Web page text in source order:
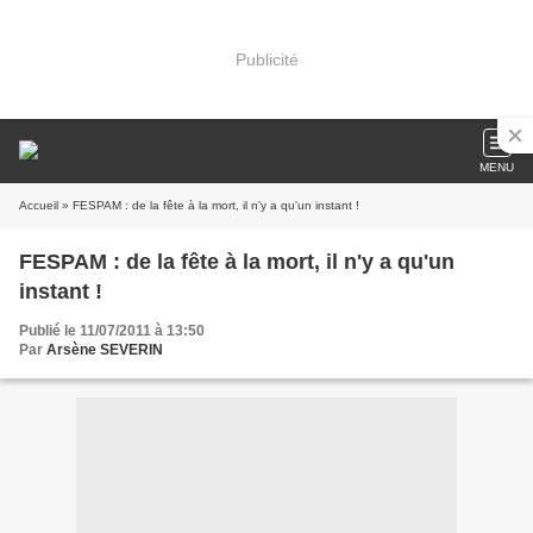
Publicité
MENU
Accueil » FESPAM : de la fête à la mort, il n'y a qu'un instant !
FESPAM : de la fête à la mort, il n'y a qu'un
instant !
Publié le 11/07/2011 à 13:50
Par Arsène SEVERIN